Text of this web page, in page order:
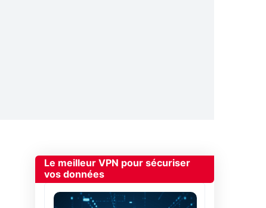
Le meilleur VPN pour sécuriser
vos données